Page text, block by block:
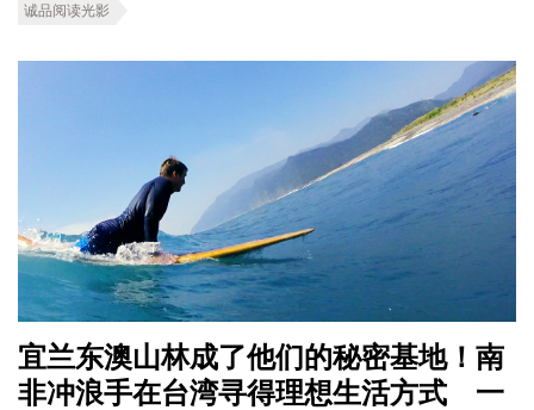
诚品阅读光影
宜兰东澳山林成了他们的秘密基地！南
非冲浪手在台湾寻得理想生活方式 一